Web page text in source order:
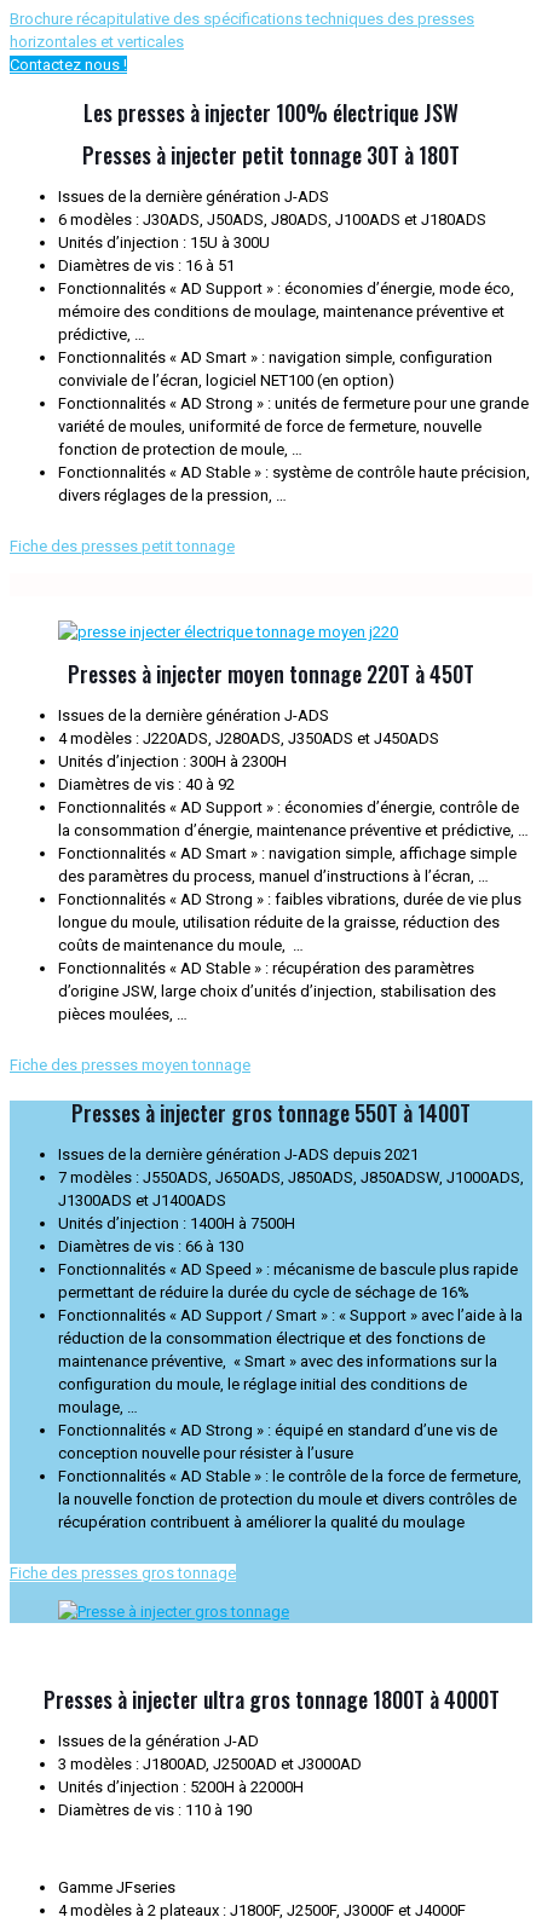
Brochure récapitulative des spécifications techniques des presses
horizontales et verticales
Contactez nous !
Les presses à injecter 100% électrique JSW
Presses à injecter petit tonnage 30T à 180T
Issues de la dernière génération J-ADS
6 modèles : J30ADS, J50ADS, J80ADS, J100ADS et J180ADS
Unités d’injection : 15U à 300U
Diamètres de vis : 16 à 51
Fonctionnalités « AD Support » : économies d’énergie, mode éco,
mémoire des conditions de moulage, maintenance préventive et
prédictive, …
Fonctionnalités « AD Smart » : navigation simple, configuration
conviviale de l’écran, logiciel NET100 (en option)
Fonctionnalités « AD Strong » : unités de fermeture pour une grande
variété de moules, uniformité de force de fermeture, nouvelle
fonction de protection de moule, …
Fonctionnalités « AD Stable » : système de contrôle haute précision,
divers réglages de la pression, …
Fiche des presses petit tonnage
Presses à injecter moyen tonnage 220T à 450T
Issues de la dernière génération J-ADS
4 modèles : J220ADS, J280ADS, J350ADS et J450ADS
Unités d’injection : 300H à 2300H
Diamètres de vis : 40 à 92
Fonctionnalités « AD Support » : économies d’énergie, contrôle de
la consommation d’énergie, maintenance préventive et prédictive, …
Fonctionnalités « AD Smart » : navigation simple, affichage simple
des paramètres du process, manuel d’instructions à l’écran, …
Fonctionnalités « AD Strong » : faibles vibrations, durée de vie plus
longue du moule, utilisation réduite de la graisse, réduction des
coûts de maintenance du moule, …
Fonctionnalités « AD Stable » : récupération des paramètres
d’origine JSW, large choix d’unités d’injection, stabilisation des
pièces moulées, …
Fiche des presses moyen tonnage
Presses à injecter gros tonnage 550T à 1400T
Issues de la dernière génération J-ADS depuis 2021
7 modèles : J550ADS, J650ADS, J850ADS, J850ADSW, J1000ADS,
J1300ADS et J1400ADS
Unités d’injection : 1400H à 7500H
Diamètres de vis : 66 à 130
Fonctionnalités « AD Speed » : mécanisme de bascule plus rapide
permettant de réduire la durée du cycle de séchage de 16%
Fonctionnalités « AD Support / Smart » : « Support » avec l’aide à la
réduction de la consommation électrique et des fonctions de
maintenance préventive, « Smart » avec des informations sur la
configuration du moule, le réglage initial des conditions de
moulage, …
Fonctionnalités « AD Strong » : équipé en standard d’une vis de
conception nouvelle pour résister à l’usure
Fonctionnalités « AD Stable » : le contrôle de la force de fermeture,
la nouvelle fonction de protection du moule et divers contrôles de
récupération contribuent à améliorer la qualité du moulage
Fiche des presses gros tonnage
Presses à injecter ultra gros tonnage 1800T à 4000T
Issues de la génération J-AD
3 modèles : J1800AD, J2500AD et J3000AD
Unités d’injection : 5200H à 22000H
Diamètres de vis : 110 à 190
Gamme JFseries
4 modèles à 2 plateaux : J1800F, J2500F, J3000F et J4000F